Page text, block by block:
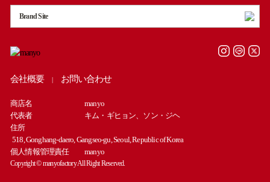
Brand Site
会社概要 お問い合わせ
商店名
manyo
代表者
キム・ギヒョン、ソン・ジヘ
住所
518, Gonghang-daero, Gangseo-gu, Seoul, Republic of Korea
個人情報管理責任
manyo
Copyright © manyofactory All Right Reserved.